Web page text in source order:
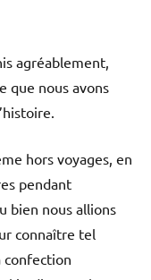
agréablement,
que nous avons
hors voyages, en
pendant
bien nous allions
connaître tel
confection